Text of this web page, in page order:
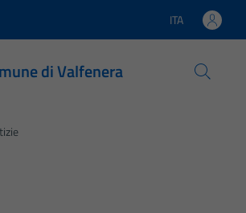
Lingua attiva:
ITA
di Valfenera